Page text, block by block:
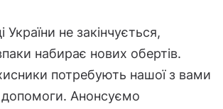
України не закінчується,
набирає нових обертів.
потребують нашої з вами
допомоги. Анонсуємо